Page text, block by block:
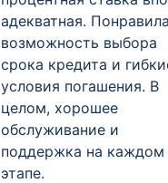
адекватная.
возможность выбора
срока кредита и
условия погашения. В
целом, хорошее
обслуживание и
поддержка на каждом
этапе.